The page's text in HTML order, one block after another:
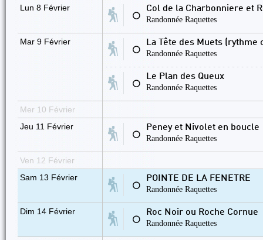
Lun 8 Février
⚪
Col de la Charbonniere et
Randonnée Raquettes
Mar 9 Février
⚪
La Tête des Muets (rythme
Randonnée Raquettes
⚪
Le Plan des Queux
Randonnée Raquettes
Mer 10 Février
Jeu 11 Février
⚪
Peney et Nivolet en boucle
Randonnée Raquettes
Ven 12 Février
Sam 13 Février
⚪
POINTE DE LA FENETRE
Randonnée Raquettes
Dim 14 Février
⚪
Roc Noir ou Roche Cornue
Randonnée Raquettes